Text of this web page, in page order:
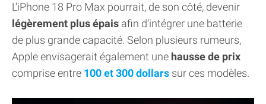
L’iPhone 18 Pro Max pourrait, de son côté, devenir
légèrement plus épais afin d’intégrer une batterie
de plus grande capacité. Selon plusieurs rumeurs,
Apple envisagerait également une hausse de prix
comprise entre 100 et 300 dollars sur ces modèles.